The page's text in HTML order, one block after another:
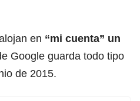
en “mi cuenta” un
Google guarda todo tipo
de 2015.